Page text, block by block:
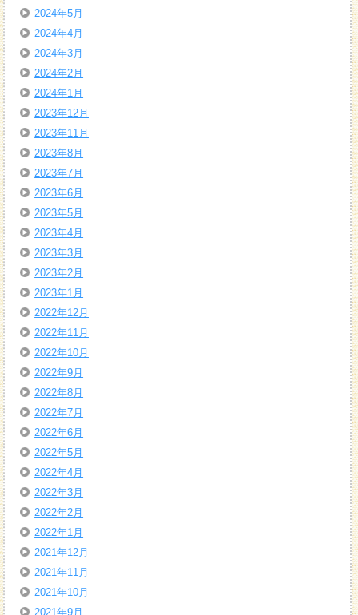
2024年5月
2024年4月
2024年3月
2024年2月
2024年1月
2023年12月
2023年11月
2023年8月
2023年7月
2023年6月
2023年5月
2023年4月
2023年3月
2023年2月
2023年1月
2022年12月
2022年11月
2022年10月
2022年9月
2022年8月
2022年7月
2022年6月
2022年5月
2022年4月
2022年3月
2022年2月
2022年1月
2021年12月
2021年11月
2021年10月
2021年9月